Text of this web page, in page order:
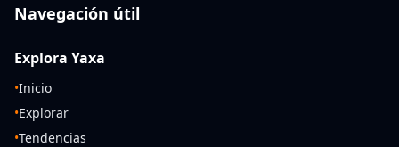
Navegación útil
Explora Yaxa
•Inicio
•Explorar
•Tendencias